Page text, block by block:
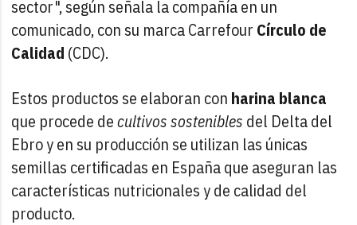
sector", según señala la compañía en un
comunicado, con su marca Carrefour Círculo de
Calidad (CDC).
Estos productos se elaboran con harina blanca
que procede decultivos sostenibles del Delta del
Ebro y en su producción se utilizan las únicas
semillas certificadas en España que aseguran las
características nutricionales y de calidad del
producto.